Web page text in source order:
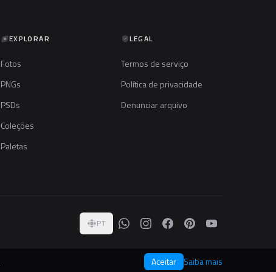
EXPLORAR
Fotos
PNGs
PSDs
Coleções
Paletas
LEGAL
Termos de serviço
Política de privacidade
Denunciar arquivo
PT
Aceitar Saiba mais